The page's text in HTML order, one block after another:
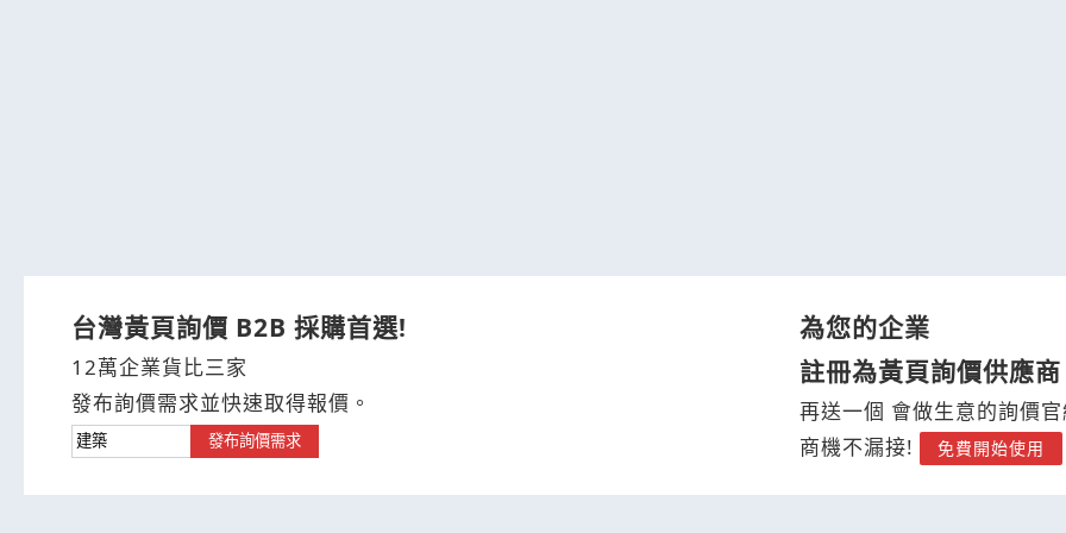
台灣黃頁詢價 B2B 採購首選!
12萬企業貨比三家
發布詢價需求並快速取得報價。
發布詢價需求
為您的企業
註冊為黃頁詢價供應商
再送一個 會做生意的詢價
商機不漏接!
免費開始使用